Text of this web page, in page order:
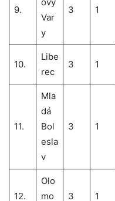
9.
Var
y
3 1
10.
Libe
rec
3 1
11.
Mla
dá
Bol
esla
v
3 1
12.
Olo
mo
3 1